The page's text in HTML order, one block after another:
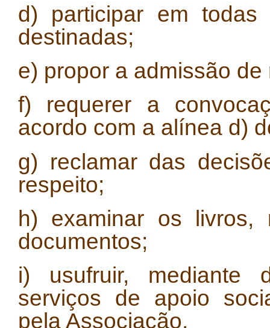
d) participar em
destinadas;
e) propor a admissão
f) requerer a
acordo com a alínea d)
g) reclamar das
respeito;
h) examinar os livros,
documentos;
i) usufruir, mediante
serviços de apoio
pela Associação.